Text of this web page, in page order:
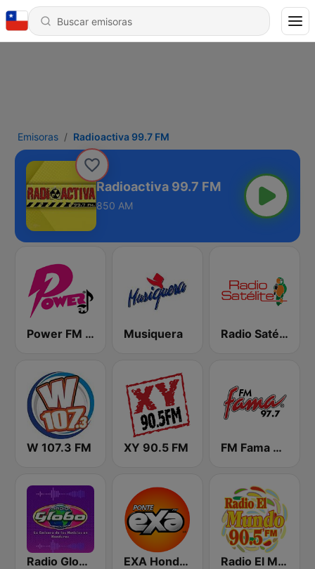
Emisoras Radioactiva 99.7 FM
Radioactiva 99.7 FM
850 AM
Power FM Honduras Musiquera Radio Satélite
W 107.3 FM XY 90.5 FM FM Fama 97.7
Radio Globo Honduras EXA Honduras Radio El Mundo 90.5 FM